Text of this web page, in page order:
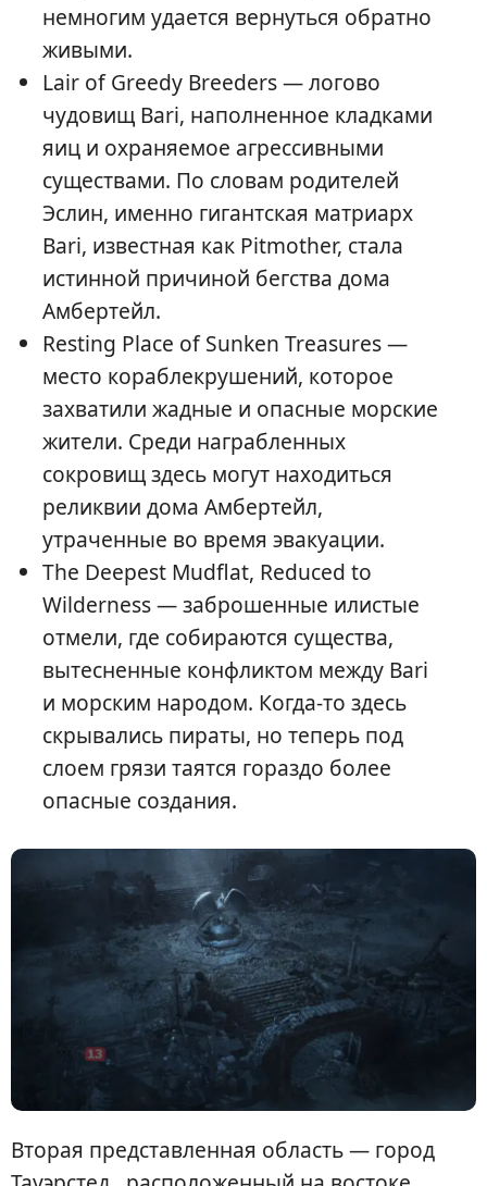
немногим удается вернуться обратно
живыми.
Lair of Greedy Breeders — логово
чудовищ Bari, наполненное кладками
яиц и охраняемое агрессивными
существами. По словам родителей
Эслин, именно гигантская матриарх
Bari, известная как Pitmother, стала
истинной причиной бегства дома
Амбертейл.
Resting Place of Sunken Treasures —
место кораблекрушений, которое
захватили жадные и опасные морские
жители. Среди награбленных
сокровищ здесь могут находиться
реликвии дома Амбертейл,
утраченные во время эвакуации.
The Deepest Mudflat, Reduced to
Wilderness — заброшенные илистые
отмели, где собираются существа,
вытесненные конфликтом между Bari
и морским народом. Когда-то здесь
скрывались пираты, но теперь под
слоем грязи таятся гораздо более
опасные создания.
Вторая представленная область — город